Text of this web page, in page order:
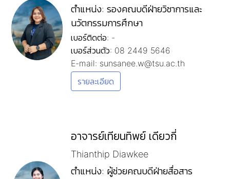
ตำแหน่ง: รองคณบดีฝ่ายวิชาการและ
นวัตกรรมการศึกษา
เบอร์ติดต่อ: -
เบอร์ส่วนตัว: 08 2449 5646
E-mail: sunsanee.w@tsu.ac.th
รายละเอียด
อาจารย์เทียนทิพย์ เดียวกี่
Thianthip Diawkee
ตำแหน่ง: ผู้ช่วยคณบดีฝ่ายสื่อสาร